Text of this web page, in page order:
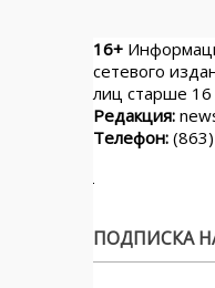
16+
сетевого
лиц старше 16
Редакция:
Телефон:
ПОДПИСКА